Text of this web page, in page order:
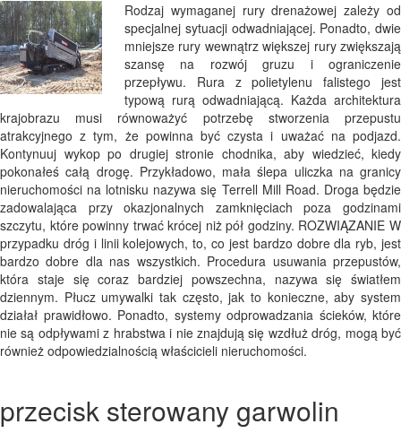
Rodzaj wymaganej rury drenażowej zależy od
specjalnej sytuacji odwadniającej. Ponadto, dwie
mniejsze rury wewnątrz większej rury zwiększają
szansę na rozwój gruzu i ograniczenie
przepływu. Rura z polietylenu falistego jest
typową rurą odwadniającą. Każda architektura
krajobrazu musi równoważyć potrzebę stworzenia przepustu
atrakcyjnego z tym, że powinna być czysta i uważać na podjazd.
Kontynuuj wykop po drugiej stronie chodnika, aby wiedzieć, kiedy
pokonałeś całą drogę. Przykładowo, mała ślepa uliczka na granicy
nieruchomości na lotnisku nazywa się Terrell Mill Road. Droga będzie
zadowalająca przy okazjonalnych zamknięciach poza godzinami
szczytu, które powinny trwać krócej niż pół godziny. ROZWIĄZANIE W
przypadku dróg i linii kolejowych, to, co jest bardzo dobre dla ryb, jest
bardzo dobre dla nas wszystkich. Procedura usuwania przepustów,
która staje się coraz bardziej powszechna, nazywa się światłem
dziennym. Płucz umywalki tak często, jak to konieczne, aby system
działał prawidłowo. Ponadto, systemy odprowadzania ścieków, które
nie są odpływami z hrabstwa i nie znajdują się wzdłuż dróg, mogą być
również odpowiedzialnością właścicieli nieruchomości.
przecisk sterowany garwolin